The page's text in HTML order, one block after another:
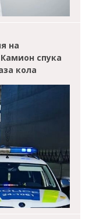
на
спука
кола